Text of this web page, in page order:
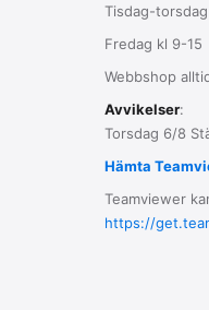
Tisdag-torsdag
Fredag kl 9-15
Webbshop
Avvikelser:
Torsdag 6/8
Hämta
Teamviewer
https://